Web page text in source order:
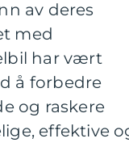
av deres
med
har vært
å forbedre
og raskere
effektive